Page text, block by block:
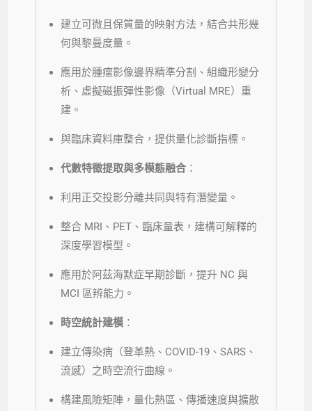
建立可微且保質量的映射方法，結合共形幾
何與黎曼度量。
應用於腫瘤影像邊界精準分割、組織形變分
析、虛擬磁振彈性影像（Virtual MRE）重
建。
與臨床資料庫整合，提供量化診斷指標。
代數特徵提取與多模態融合 ：
利用正交投影分離共同與特有潛變量。
整合 MRI、PET、臨床量表，建構可解釋的
深度學習模型。
應用於阿茲海默症早期診斷，提升 NC 與
MCI 區辨能力。
時空統計建模 ：
建立傳染病（登革熱、COVID-19、SARS、
流感）之時空流行曲線。
構建風險矩陣，量化熱區、傳播速度與擴散